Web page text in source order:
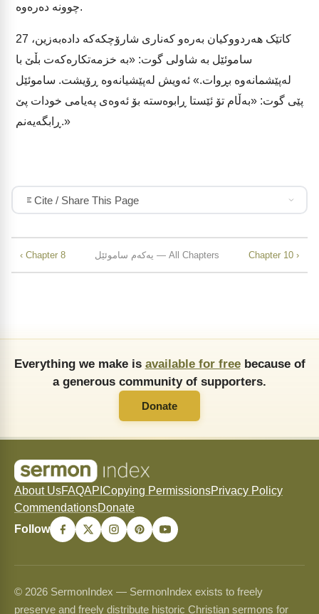
چوونە دەرەوە.
27
ساموئێل بە شاولی گوت: «بە خزمەتکارەکەت بڵێ با
لەپێشمانەوە بڕوات.» ئەویش لەپێشیانەوە ڕۆیشت. ساموئێل
پێی گوت: «بەڵام تۆ ئێستا ڕابوەستە بۆ ئەوەی پەیامی خودات پێ
ڕابگەیەنم.»
Cite / Share This Page
‹ Chapter 8 یەکەم ساموئێل — All Chapters Chapter 10 ›
Everything we make is available for freebecause of
a generous community of supporters.
Donate
About UsFAQAPI Copying PermissionsPrivacy Policy
CommendationsDonate
Follow
© 2026 SermonIndex — SermonIndex exists to freely
preserve and freely distribute historic Christian sermons for